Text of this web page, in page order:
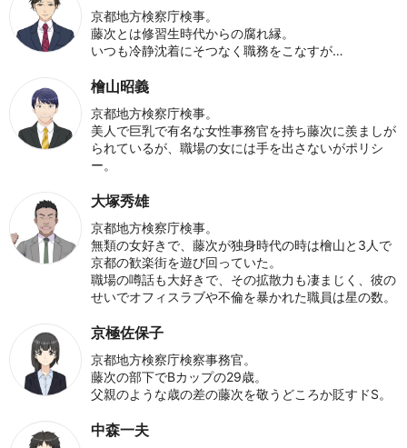
京都地方検察庁検事。
藤次とは修習生時代からの腐れ縁。
いつも冷静沈着にそつなく職務をこなすが…
檜山昭義
京都地方検察庁検事。
美人で巨乳で有名な女性事務官を持ち藤次に羨ましが
られているが、職場の女には手を出さないがポリシ
ー。
大塚秀雄
京都地方検察庁検事。
無類の女好きで、藤次が独身時代の時は檜山と3人で
京都の歓楽街を遊び回っていた。
職場の噂話も大好きで、その拡散力も凄まじく、彼の
せいでオフィスラブや不倫を暴かれた職員は星の数。
京極佐保子
京都地方検察庁検察事務官。
藤次の部下でBカップの29歳。
父親のような歳の差の藤次を敬うどころか貶すドS。
中森一夫